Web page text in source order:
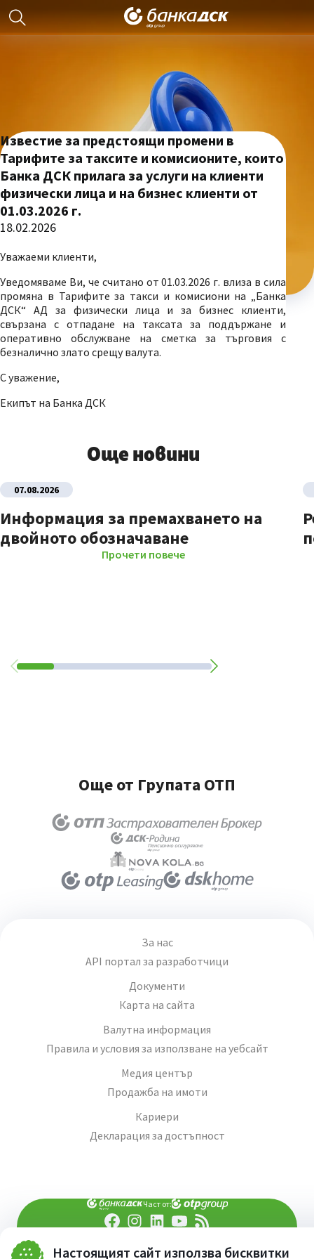
Настоящият сайт използва бисквитки
Известие за предстоящи промени в
Тарифите за таксите и комисионите, които
Банка ДСК прилага за услуги на клиенти
физически лица и на бизнес клиенти от
01.03.2026 г.
18.02.2026
Уважаеми клиенти,
Уведомяваме Ви, че считано от 01.03.2026 г. влиза в сила
промяна в Тарифите за такси и комисиони на „Банка
ДСК“ АД за физически лица и за бизнес клиенти,
свързана с отпадане на таксата за поддържане и
оперативно обслужване на сметка за търговия с
безналично злато срещу валута.
С уважение,
Екипът на Банка ДСК
Още новини
07.08.2026
Информация за премахването на
двойното обозначаване
Прочети повече
Още от Групата ОТП
За нас
API портал за разработчици
Документи
Карта на сайта
Валутна информация
Правила и условия за използване на уебсайт
Медия център
Продажба на имоти
Кариери
Декларация за достъпност
Част от:
При въпроси -попитай AI асистента ни